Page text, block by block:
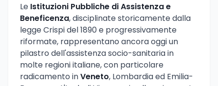
Le Istituzioni Pubbliche di Assistenza e
Beneficenza, disciplinate storicamente dalla
legge Crispi del 1890 e progressivamente
riformate, rappresentano ancora oggi un
pilastro dell'assistenza socio-sanitaria in
molte regioni italiane, con particolare
radicamento inVeneto, Lombardia ed Emilia-